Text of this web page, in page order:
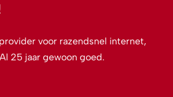
voor razendsnel internet,
25 jaar gewoon goed.